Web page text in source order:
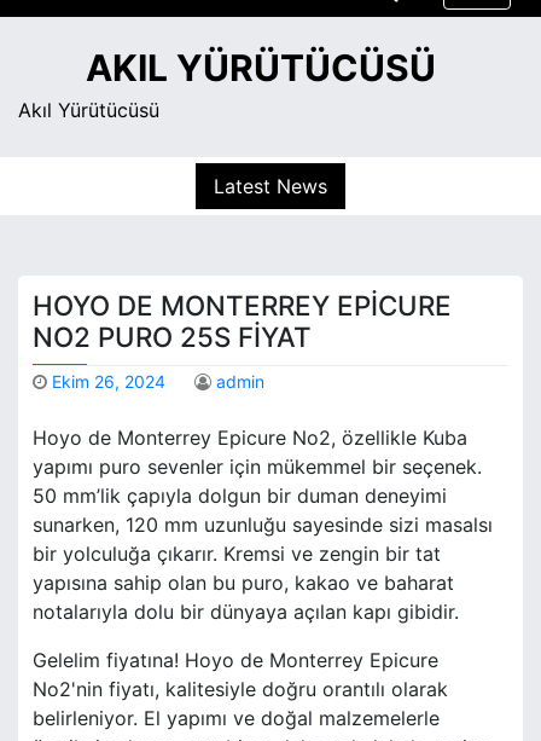
S
AKIL YÜRÜTÜCÜSÜ
Akıl Yürütücüsü
Latest News
HOYO DE MONTERREY EPICURE
NO2 PURO 25S FIYAT
Ekim 26, 2024 admin
Hoyo de Monterrey Epicure No2, özellikle Kuba
yapımı puro sevenler için mükemmel bir seçenek.
50 mm’lik çapıyla dolgun bir duman deneyimi
sunarken, 120 mm uzunluğu sayesinde sizi masalsı
bir yolculuğa çıkarır. Kremsi ve zengin bir tat
yapısına sahip olan bu puro, kakao ve baharat
notalarıyla dolu bir dünyaya açılan kapı gibidir.
Gelelim fiyatına! Hoyo de Monterrey Epicure
No2'nin fiyatı, kalitesiyle doğru orantılı olarak
belirleniyor. El yapımı ve doğal malzemelerle